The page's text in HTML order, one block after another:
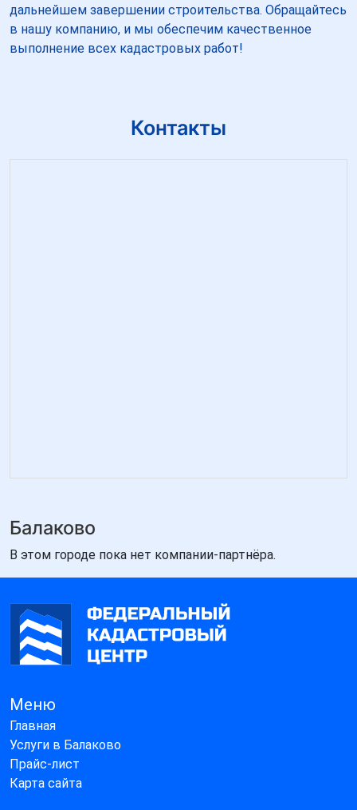
дальнейшем завершении строительства. Обращайтесь
в нашу компанию, и мы обеспечим качественное
выполнение всех кадастровых работ!
Контакты
Балаково
В этом городе пока нет компании-партнёра.
Меню
Главная
Услуги в Балаково
Прайс-лист
Карта сайта